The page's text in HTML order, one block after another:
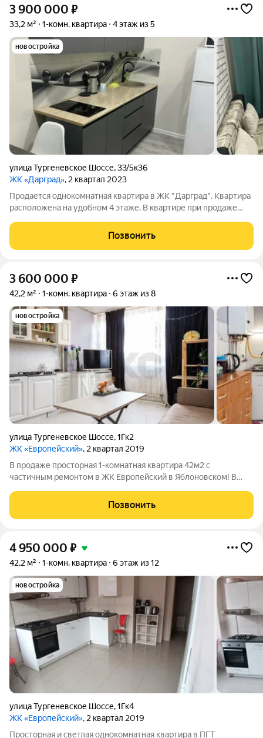
3 900 000 ₽
33,2 м² 1-комн. квартира 4 этаж из 5
новостройка
улица Тургеневское Шоссе,33/5к36
ЖК «Дарград», 2 квартал 2023
Продается однокомнатная квартира в ЖК "Дарград". Квартира
расположена на удобном 4 этаже. В квартире при продаже
ней проживает квартирант. В 10 минутах от дома построена и
запущена новая
Позвонить
3 600 000 ₽
42,2 м² 1-комн. квартира 6 этаж из 8
новостройка
улица Тургеневское Шоссе,1Гк2
ЖК «Европейский», 2 квартал 2019
В продаже просторная 1-комнатная квартира 42м2 с
частичным ремонтом в ЖК Европейский в Яблоновском! В
что существенно экономит на отоплении и ГВС. Ванна,коридoр
и кухня отдeлaны керамогранитoм,
Позвонить
4 950 000 ₽
42,2 м² 1-комн. квартира 6 этаж из 12
новостройка
улица Тургеневское Шоссе,1Гк4
ЖК «Европейский», 2 квартал 2019
Просторная и светлая однокомнатная квартира в ПГТ